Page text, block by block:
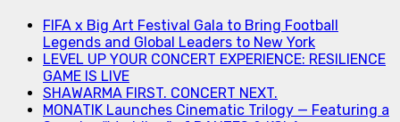
FIFA x Big Art Festival Gala to Bring Football
Legends and Global Leaders to New York
LEVEL UP YOUR CONCERT EXPERIENCE: RESILIENCE
GAME IS LIVE
SHAWARMA FIRST. CONCERT NEXT.
MONATIK Launches Cinematic Trilogy — Featuring a